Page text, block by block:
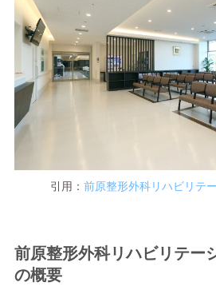
引用： 前原整形外科リハビリテ
前原整形外科リハビリテー
の概要